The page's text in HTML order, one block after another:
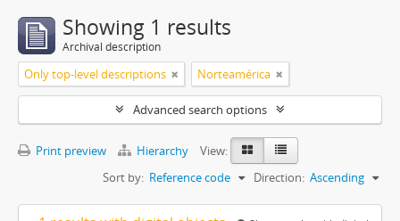
Showing 1 results
Archival description
Only top-level descriptions Norteamérica
Advanced search options
Print preview Hierarchy
View:
Sort by: Reference code Direction: Ascending